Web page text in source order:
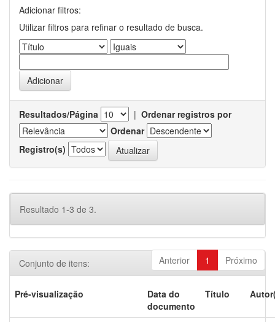
Adicionar filtros:
Utilizar filtros para refinar o resultado de busca.
Resultados/Página | Ordenar registros por
Ordenar
Registro(s)
Resultado 1-3 de 3.
Anterior 1 Próximo
Conjunto de itens:
Pré-visualização
Data do
documento
Título